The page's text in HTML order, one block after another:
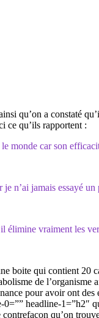
qu’on a constaté
ce qu’ils rapportent :
car son
n’ai jamais essayé
élimine vraiment les
qui contient 20
de
pour avoir ont
headline-
qu’on